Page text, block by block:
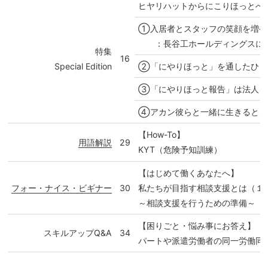
特集
Special Edition
16
ヒヤリハットからにこりほっとへ
①入居者とスタッフの笑顔を増や
：長谷工ホールディングスに
②「にやりほっと」を通したひ
③「にやりほっと報告」は法人
④アカン彼らと一緒に生きると
用語解説 29
【How-To】
KYT（危険予知訓練）
フォー・ナイス・ビギナー 30
【はじめて働くあなたへ】
私たちが目指す相談支援とは（１
～相談支援を行うための準備～
スキルアップQ&A 34
【困りごと・悩み事にお答え】
パートや派遣労働者の同一労働